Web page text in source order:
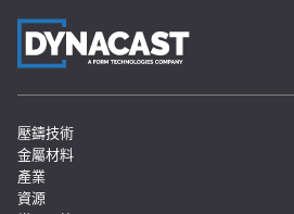
壓鑄技術
金屬材料
產業
資源